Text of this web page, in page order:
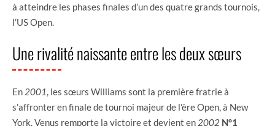
à atteindre les phases finales d’un des quatre grands tournois,
l’US Open.
Une rivalité naissante entre les deux sœurs
En 2001 , les sœurs Williams sont la première fratrie à
s’affronter en finale de tournoi majeur de l’ère Open, à New
York. Venus remporte la victoire et devient en 2002 N°1